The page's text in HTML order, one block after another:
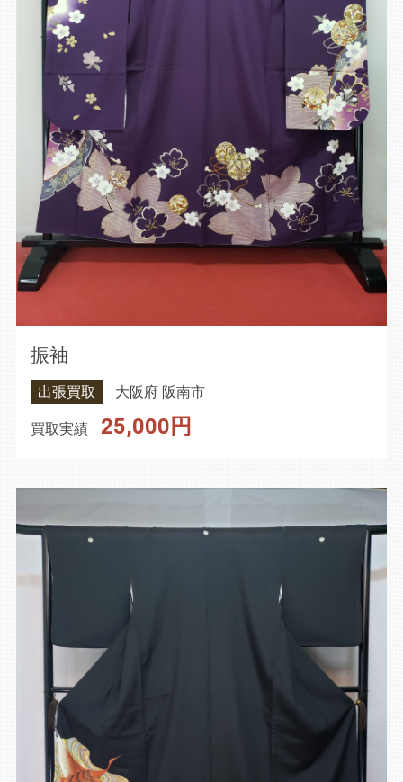
振袖
出張買取 大阪府 阪南市
買取実績 25,000円